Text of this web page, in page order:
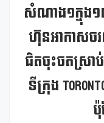
សំណាង១ក្នុង១
ហ៊ុនអាកាសច
ជិតចុះចតស្រាប់
ទីក្រុង